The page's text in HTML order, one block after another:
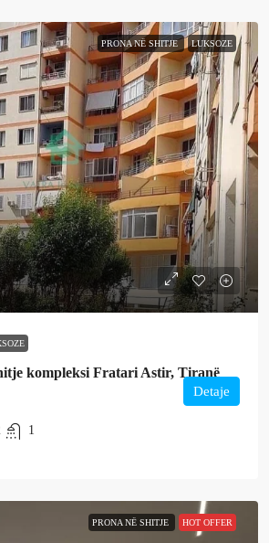
PRONA NË SHITJE LUKSOZE
kompleksi Fratari Astir, Tiranë
1
Detaje
PRONA NË SHITJE HOT OFFER